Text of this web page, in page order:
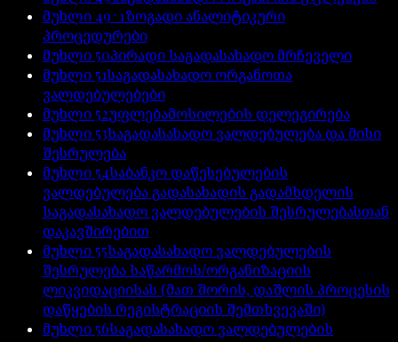
მუხლი 49^1ზოგადი ანალიტიკური
პროცედურები
მუხლი 50პირადი საგადასახადო მრჩეველი
მუხლი 51საგადასახადო ორგანოთა
ვალდებულებები
მუხლი 52უფლებამოსილების დელეგირება
მუხლი 53საგადასახადო ვალდებულება და მისი
შესრულება
მუხლი 54საბანკო დაწესებულების
ვალდებულება გადასახადის გადამხდელის
საგადასახადო ვალდებულების შესრულებასთან
დაკავშირებით
მუხლი 55საგადასახადო ვალდებულების
შესრულება საწარმოს/ორგანიზაციის
ლიკვიდაციისას (მათ შორის, დაშლის პროცესის
დაწყების რეგისტრაციის შემთხვევაში)
მუხლი 56საგადასახადო ვალდებულების